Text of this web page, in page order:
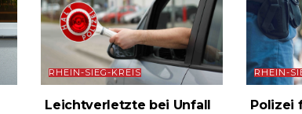
RHEIN-SIEG-KREIS
Leichtverletzte bei Unfall
RHEIN-
Polizei